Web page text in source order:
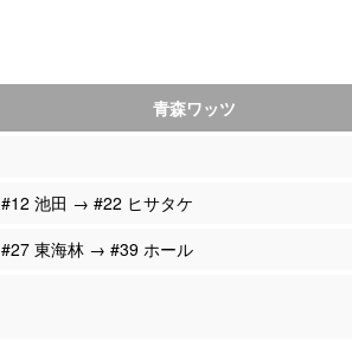
青森ワッツ
#12 池田 → #22 ヒサタケ
#27 東海林 → #39 ホール